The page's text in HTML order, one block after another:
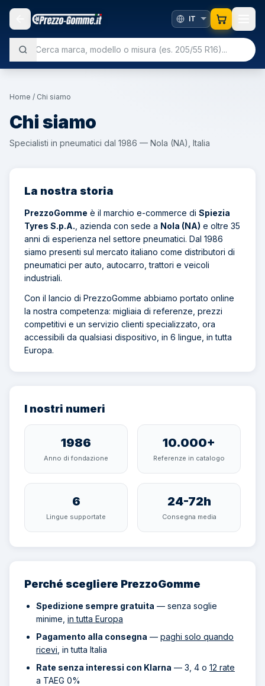
Home / Chi siamo
Chi siamo
Specialisti in pneumatici dal 1986 — Nola (NA), Italia
La nostra storia
PrezzoGomme è il marchio e-commerce di Spiezia
Tyres S.p.A. , azienda con sede a Nola (NA) e oltre 35
anni di esperienza nel settore pneumatici. Dal 1986
siamo presenti sul mercato italiano come distributori di
pneumatici per auto, autocarro, trattori e veicoli
industriali.
Con il lancio di PrezzoGomme abbiamo portato online
la nostra competenza: migliaia di referenze, prezzi
competitivi e un servizio clienti specializzato, ora
accessibili da qualsiasi dispositivo, in 6 lingue, in tutta
Europa.
I nostri numeri
1986
Anno di fondazione
10.000+
Referenze in catalogo
6
Lingue supportate
24-72h
Consegna media
Perché scegliere PrezzoGomme
Spedizione sempre gratuita — senza soglie
minime, in tutta Europa
Pagamento alla consegna — paghi solo quando
ricevi , in tutta Italia
Rate senza interessi con Klarna — 3, 4 o 12 rate
a TAEG 0%